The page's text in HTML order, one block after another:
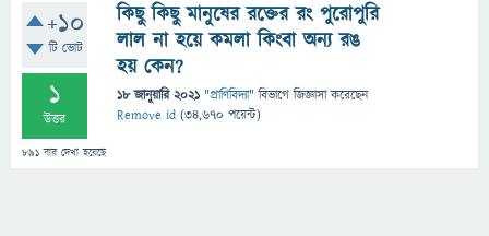
+10
টি ভোট
1
উত্তর
891 বার দেখা হয়েছে
কিছু কিছু মানুষের রক্তের রং পুরোপুরি
লাল না হয়ে কমলা কিংবা অন্য রঙ
হয় কেন?
18 জানুয়ারি 2021 "প্রাণিবিদ্যা" বিভাগে জিজ্ঞাসাকরেছেন
Remove id (34,670 পয়েন্ট)